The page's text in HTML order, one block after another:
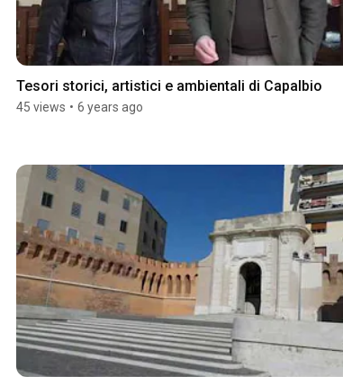
Tesori storici, artistici e ambientali di Capalbio
45 views • 6 years ago